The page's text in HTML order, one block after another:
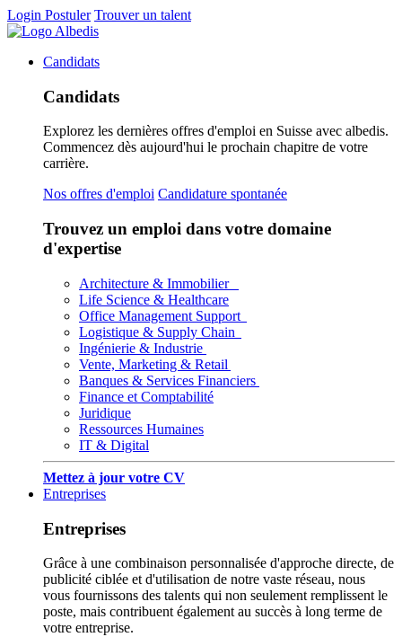
Login Postuler Trouver un talent
Candidats
Candidats
Explorez les dernières offres d'emploi en Suisse avec albedis.
Commencez dès aujourd'hui le prochain chapitre de votre
carrière.
Nos offres d'emploi Candidature spontanée
Trouvez un emploi dans votre domaine
d'expertise
Architecture & Immobilier
Life Science & Healthcare
Office Management Support
Logistique & Supply Chain
Ingénierie & Industrie
Vente, Marketing & Retail
Banques & Services Financiers
Finance et Comptabilité
Juridique
Ressources Humaines
IT & Digital
Mettez à jour votre CV
Entreprises
Entreprises
Grâce à une combinaison personnalisée d'approche directe, de
publicité ciblée et d'utilisation de notre vaste réseau, nous
vous fournissons des talents qui non seulement remplissent le
poste, mais contribuent également au succès à long terme de
votre entreprise.